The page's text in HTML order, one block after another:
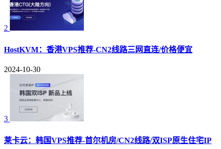
2
HostKVM：香港VPS推荐-CN2线路三网直连/价格便宜
2024-10-30
3
莱卡云：韩国VPS推荐-首尔机房/CN2线路/双ISP原生住宅IP